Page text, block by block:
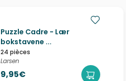
Puzzle Cadre - Lær
bokstavene ...
24 pièces
Larsen
9,95€